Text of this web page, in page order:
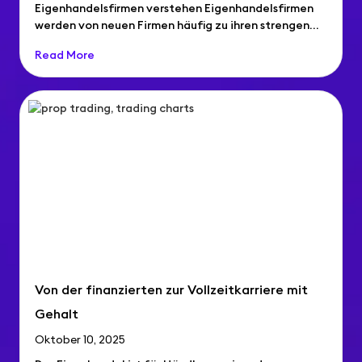
Eigenhandelsfirmen verstehen Eigenhandelsfirmen
werden von neuen Firmen häufig zu ihren strengen
Risikomanagement...
Read More
Von der finanzierten zur Vollzeitkarriere mit
Gehalt
Oktober 10, 2025